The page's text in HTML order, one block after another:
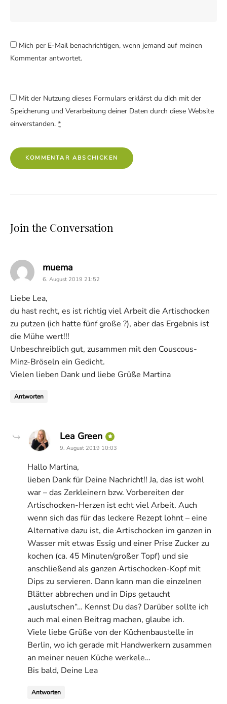
Mich per E-Mail benachrichtigen, wenn jemand auf meinen
Kommentar antwortet.
Mit der Nutzung dieses Formulars erklärst du dich mit der
Speicherung und Verarbeitung deiner Daten durch diese Website
einverstanden. *
Join the Conversation
muema
6. August 2019 21:52
Liebe Lea,
du hast recht, es ist richtig viel Arbeit die Artischocken
zu putzen (ich hatte fünf große ?), aber das Ergebnis ist
die Mühe wert!!!
Unbeschreiblich gut, zusammen mit den Couscous-
Minz-Bröseln ein Gedicht.
Vielen lieben Dank und liebe Grüße Martina
Antworten
Lea Green says:
9. August 2019 10:03
Hallo Martina,
lieben Dank für Deine Nachricht!! Ja, das ist wohl
war – das Zerkleinern bzw. Vorbereiten der
Artischocken-Herzen ist echt viel Arbeit. Auch
wenn sich das für das leckere Rezept lohnt – eine
Alternative dazu ist, die Artischocken im ganzen in
Wasser mit etwas Essig und einer Prise Zucker zu
kochen (ca. 45 Minuten/großer Topf) und sie
anschließend als ganzen Artischocken-Kopf mit
Dips zu servieren. Dann kann man die einzelnen
Blätter abbrechen und in Dips getaucht
„auslutschen“… Kennst Du das? Darüber sollte ich
auch mal einen Beitrag machen, glaube ich.
Viele liebe Grüße von der Küchenbaustelle in
Berlin, wo ich gerade mit Handwerkern zusammen
an meiner neuen Küche werkele…
Bis bald, Deine Lea
Antworten